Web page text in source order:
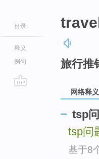
目录
释义
例句
旅行推
网络释义
tsp
tsp问
基于8